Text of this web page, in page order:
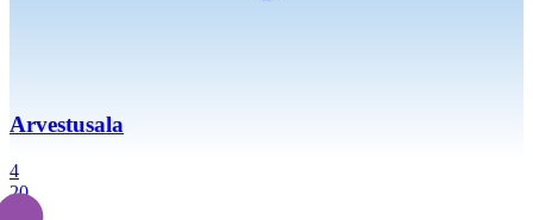
Arvestusala
4
20